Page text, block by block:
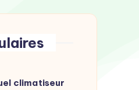
climatiseur